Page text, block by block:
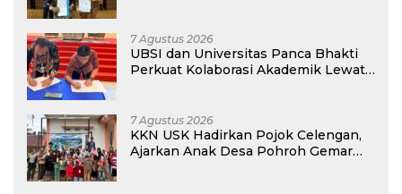
7 Agustus 2026
UBSI dan Universitas Panca Bhakti
Perkuat Kolaborasi Akademik Lewat
7 Agustus 2026
KKN USK Hadirkan Pojok Celengan,
Ajarkan Anak Desa Pohroh Gemar